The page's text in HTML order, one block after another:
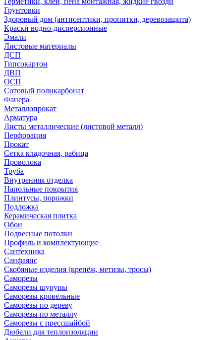
Грунтовки
Здоровый дом (антисептики, пропитки, деревозащита)
Краски водно-дисперсионные
Эмали
Листовые материалы
ДСП
Гипсокартон
ДВП
ОСП
Сотовый поликарбонат
Фанера
Металлопрокат
Арматура
Листы металлические (листовой металл)
Перфорация
Прокат
Сетка кладочная, рабица
Проволока
Труба
Внутренняя отделка
Напольные покрытия
Плинтусы, порожки
Подложка
Керамическая плитка
Обои
Подвесные потолки
Профиль и комплектующие
Сантехника
Санфаянс
Скобяные изделия (крепёж, метизы, тросы)
Саморезы
Саморезы шурупы
Саморезы кровельные
Саморезы по дереву
Саморезы по металлу
Саморезы с прессшайбой
Дюбели для теплоизоляции